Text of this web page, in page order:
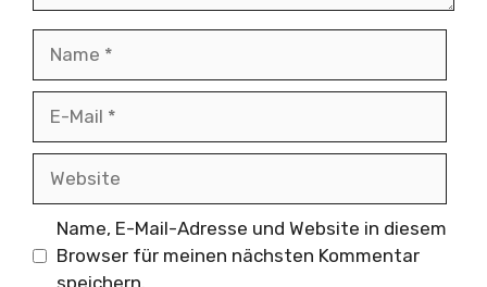
Mail
Name, E-Mail-Adresse und Website in diesem
Browser für meinen nächsten Kommentar
speichern.